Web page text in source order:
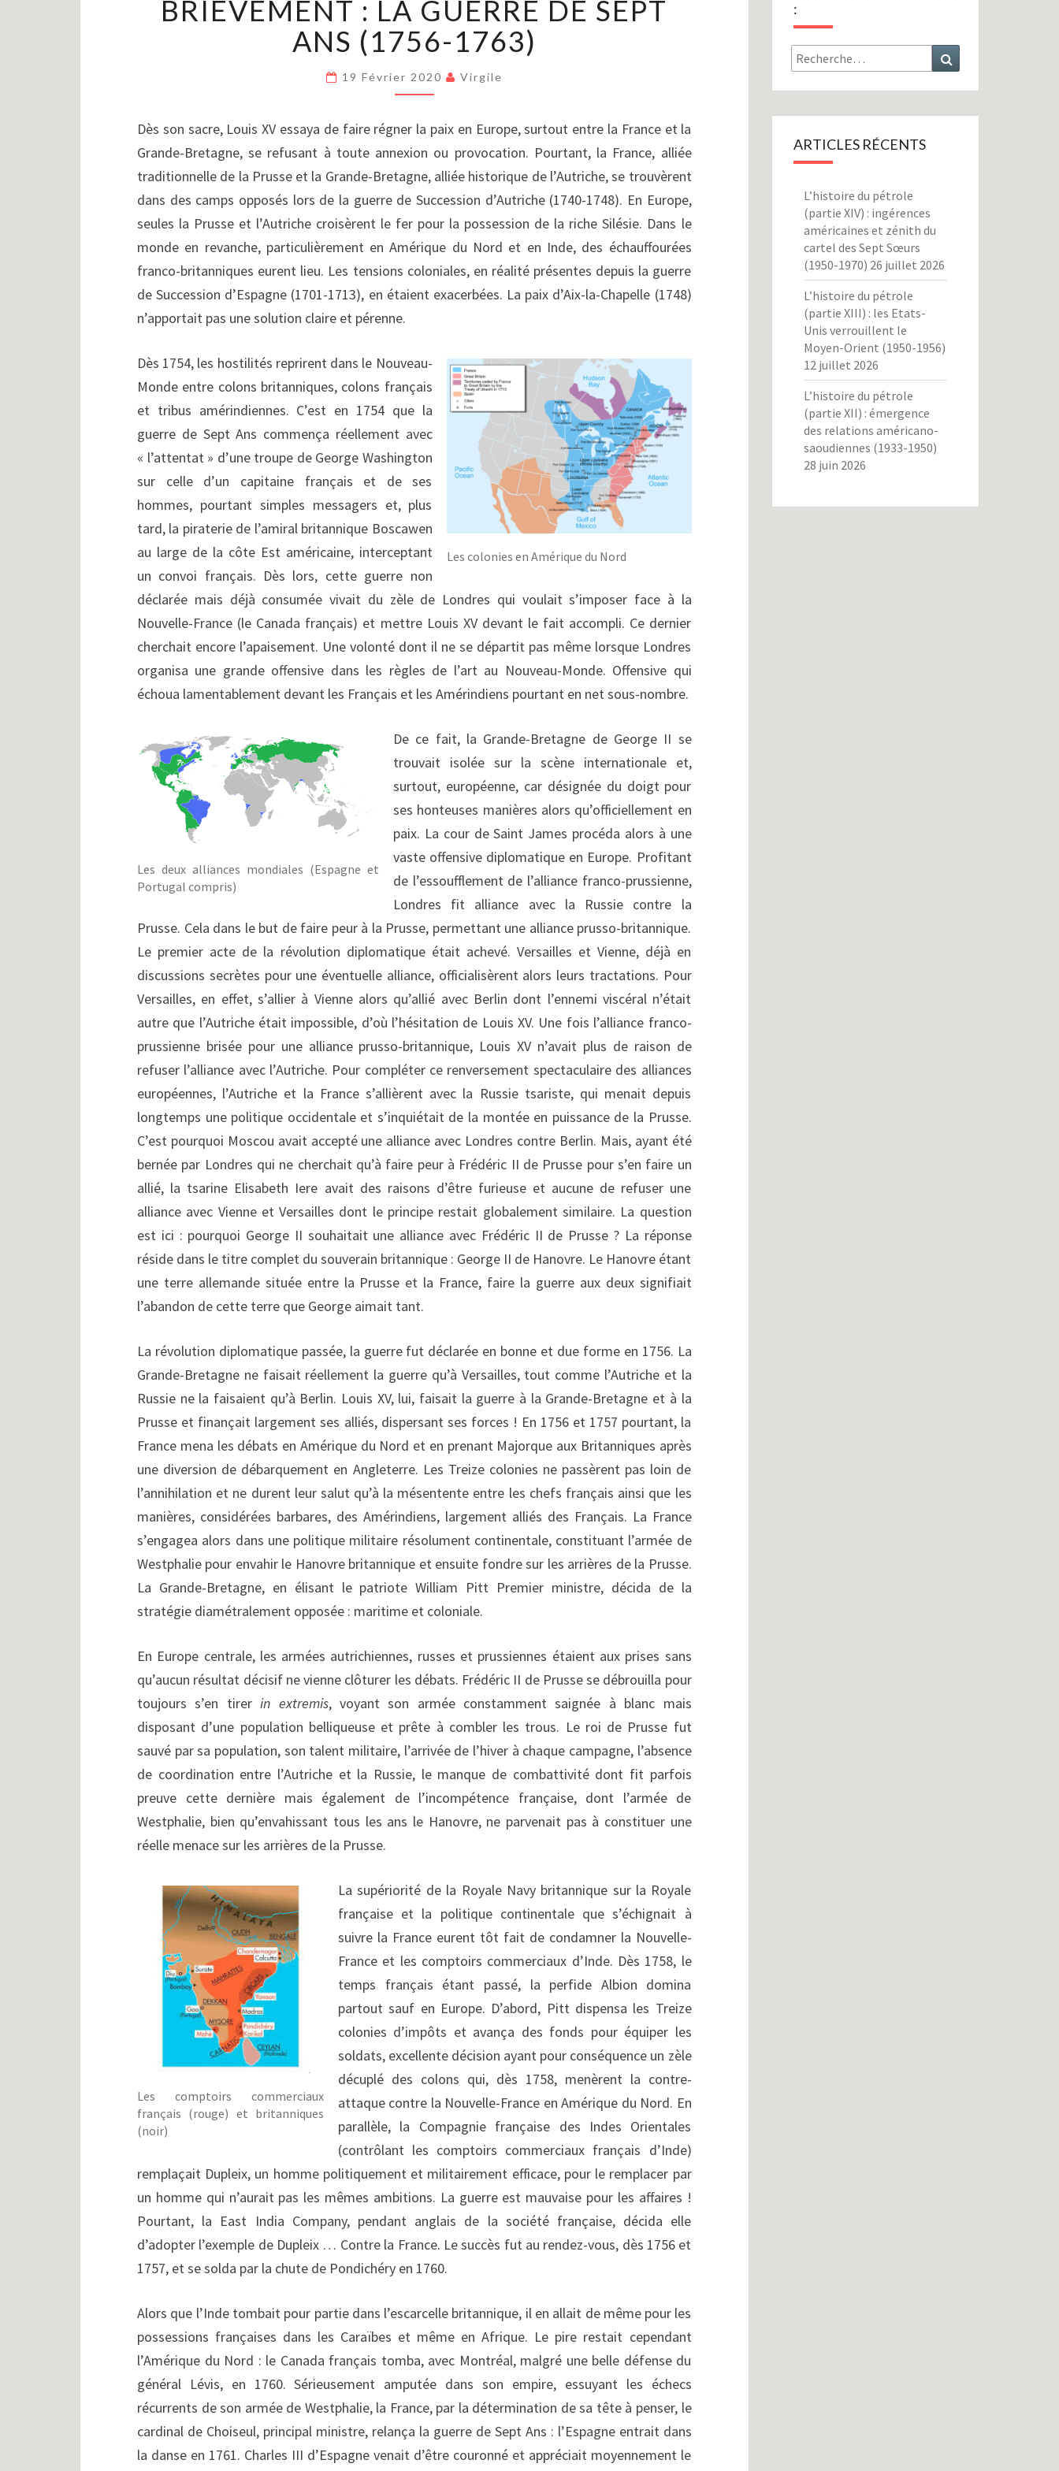
LA
GUERRE
SEPT
(1756-
1763)
BRIÈVEMENT : LA GUERRE DE SEPT
ANS (1756-1763)
19 Février 2020 Virgile
Dès son sacre, Louis XV essaya de faire régner la paix en Europe, surtout entre la France et la
Grande-Bretagne, se refusant à toute annexion ou provocation. Pourtant, la France, alliée
traditionnelle de la Prusse et la Grande-Bretagne, alliée historique de l’Autriche, se trouvèrent
dans des camps opposés lors de la guerre de Succession d’Autriche (1740-1748). En Europe,
seules la Prusse et l’Autriche croisèrent le fer pour la possession de la riche Silésie. Dans le
monde en revanche, particulièrement en Amérique du Nord et en Inde, des échauffourées
franco-britanniques eurent lieu. Les tensions coloniales, en réalité présentes depuis la guerre
de Succession d’Espagne (1701-1713), en étaient exacerbées. La paix d’Aix-la-Chapelle (1748)
n’apportait pas une solution claire et pérenne.
Les colonies en Amérique du Nord
Dès 1754, les hostilités reprirent dans le Nouveau-
Monde entre colons britanniques, colons français
et tribus amérindiennes. C’est en 1754 que la
guerre de Sept Ans commença réellement avec
« l’attentat » d’une troupe de George Washington
sur celle d’un capitaine français et de ses
hommes, pourtant simples messagers et, plus
tard, la piraterie de l’amiral britannique Boscawen
au large de la côte Est américaine, interceptant
un convoi français. Dès lors, cette guerre non
déclarée mais déjà consumée vivait du zèle de Londres qui voulait s’imposer face à la
Nouvelle-France (le Canada français) et mettre Louis XV devant le fait accompli. Ce dernier
cherchait encore l’apaisement. Une volonté dont il ne se départit pas même lorsque Londres
organisa une grande offensive dans les règles de l’art au Nouveau-Monde. Offensive qui
échoua lamentablement devant les Français et les Amérindiens pourtant en net sous-nombre.
Les deux alliances mondiales (Espagne et
Portugal compris)
De ce fait, la Grande-Bretagne de George II se
trouvait isolée sur la scène internationale et,
surtout, européenne, car désignée du doigt pour
ses honteuses manières alors qu’officiellement en
paix. La cour de Saint James procéda alors à une
vaste offensive diplomatique en Europe. Profitant
de l’essoufflement de l’alliance franco-prussienne,
Londres fit alliance avec la Russie contre la
Prusse. Cela dans le but de faire peur à la Prusse, permettant une alliance prusso-britannique.
Le premier acte de la révolution diplomatique était achevé. Versailles et Vienne, déjà en
discussions secrètes pour une éventuelle alliance, officialisèrent alors leurs tractations. Pour
Versailles, en effet, s’allier à Vienne alors qu’allié avec Berlin dont l’ennemi viscéral n’était
autre que l’Autriche était impossible, d’où l’hésitation de Louis XV. Une fois l’alliance franco-
prussienne brisée pour une alliance prusso-britannique, Louis XV n’avait plus de raison de
refuser l’alliance avec l’Autriche. Pour compléter ce renversement spectaculaire des alliances
européennes, l’Autriche et la France s’allièrent avec la Russie tsariste, qui menait depuis
longtemps une politique occidentale et s’inquiétait de la montée en puissance de la Prusse.
C’est pourquoi Moscou avait accepté une alliance avec Londres contre Berlin. Mais, ayant été
bernée par Londres qui ne cherchait qu’à faire peur à Frédéric II de Prusse pour s’en faire un
allié, la tsarine Elisabeth Iere avait des raisons d’être furieuse et aucune de refuser une
alliance avec Vienne et Versailles dont le principe restait globalement similaire. La question
est ici : pourquoi George II souhaitait une alliance avec Frédéric II de Prusse ? La réponse
réside dans le titre complet du souverain britannique : George II de Hanovre. Le Hanovre étant
une terre allemande située entre la Prusse et la France, faire la guerre aux deux signifiait
l’abandon de cette terre que George aimait tant.
La révolution diplomatique passée, la guerre fut déclarée en bonne et due forme en 1756. La
Grande-Bretagne ne faisait réellement la guerre qu’à Versailles, tout comme l’Autriche et la
Russie ne la faisaient qu’à Berlin. Louis XV, lui, faisait la guerre à la Grande-Bretagne et à la
Prusse et finançait largement ses alliés, dispersant ses forces ! En 1756 et 1757 pourtant, la
France mena les débats en Amérique du Nord et en prenant Majorque aux Britanniques après
une diversion de débarquement en Angleterre. Les Treize colonies ne passèrent pas loin de
l’annihilation et ne durent leur salut qu’à la mésentente entre les chefs français ainsi que les
manières, considérées barbares, des Amérindiens, largement alliés des Français. La France
s’engagea alors dans une politique militaire résolument continentale, constituant l’armée de
Westphalie pour envahir le Hanovre britannique et ensuite fondre sur les arrières de la Prusse.
La Grande-Bretagne, en élisant le patriote William Pitt Premier ministre, décida de la
stratégie diamétralement opposée : maritime et coloniale.
En Europe centrale, les armées autrichiennes, russes et prussiennes étaient aux prises sans
qu’aucun résultat décisif ne vienne clôturer les débats. Frédéric II de Prusse se débrouilla pour
toujours s’en tirerin extremis, voyant son armée constamment saignée à blanc mais
disposant d’une population belliqueuse et prête à combler les trous. Le roi de Prusse fut
sauvé par sa population, son talent militaire, l’arrivée de l’hiver à chaque campagne, l’absence
de coordination entre l’Autriche et la Russie, le manque de combattivité dont fit parfois
preuve cette dernière mais également de l’incompétence française, dont l’armée de
Westphalie, bien qu’envahissant tous les ans le Hanovre, ne parvenait pas à constituer une
réelle menace sur les arrières de la Prusse.
Les comptoirs commerciaux
français (rouge) et britanniques
(noir)
La supériorité de la Royale Navy britannique sur la Royale
française et la politique continentale que s’échignait à
suivre la France eurent tôt fait de condamner la Nouvelle-
France et les comptoirs commerciaux d’Inde. Dès 1758, le
temps français étant passé, la perfide Albion domina
partout sauf en Europe. D’abord, Pitt dispensa les Treize
colonies d’impôts et avança des fonds pour équiper les
soldats, excellente décision ayant pour conséquence un zèle
décuplé des colons qui, dès 1758, menèrent la contre-
attaque contre la Nouvelle-France en Amérique du Nord. En
parallèle, la Compagnie française des Indes Orientales
(contrôlant les comptoirs commerciaux français d’Inde)
remplaçait Dupleix, un homme politiquement et militairement efficace, pour le remplacer par
un homme qui n’aurait pas les mêmes ambitions. La guerre est mauvaise pour les affaires !
Pourtant, la East India Company, pendant anglais de la société française, décida elle
d’adopter l’exemple de Dupleix … Contre la France. Le succès fut au rendez-vous, dès 1756 et
1757, et se solda par la chute de Pondichéry en 1760.
Alors que l’Inde tombait pour partie dans l’escarcelle britannique, il en allait de même pour les
possessions françaises dans les Caraïbes et même en Afrique. Le pire restait cependant
l’Amérique du Nord : le Canada français tomba, avec Montréal, malgré une belle défense du
général Lévis, en 1760. Sérieusement amputée dans son empire, essuyant les échecs
récurrents de son armée de Westphalie, la France, par la détermination de sa tête à penser, le
cardinal de Choiseul, principal ministre, relança la guerre de Sept Ans : l’Espagne entrait dans
la danse en 1761. Charles III d’Espagne venait d’être couronné et appréciait moyennement le
:
Rechercher :
ARTICLES RÉCENTS
L’histoire du pétrole
(partie XIV) : ingérences
américaines et zénith du
cartel des Sept Sœurs
(1950-1970) 26 juillet 2026
L’histoire du pétrole
(partie XIII) : les Etats-
Unis verrouillent le
Moyen-Orient (1950-1956)
12 juillet 2026
L’histoire du pétrole
(partie XII) : émergence
des relations américano-
saoudiennes (1933-1950)
28 juin 2026